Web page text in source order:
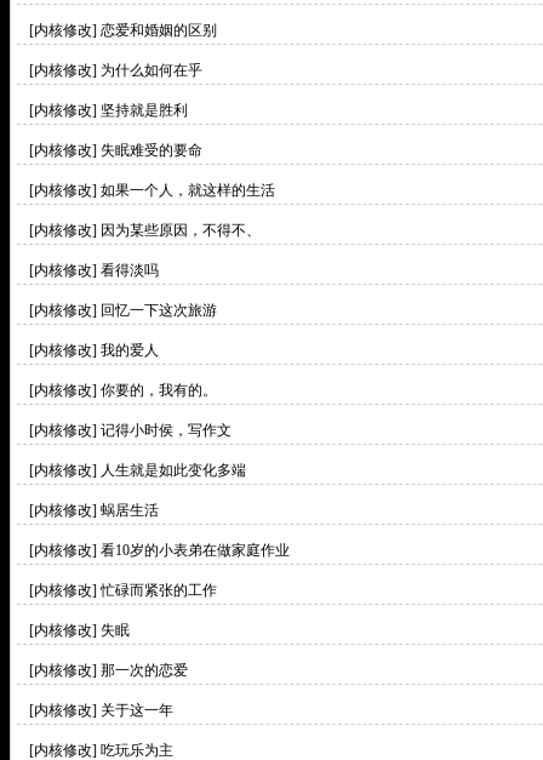
[内核修改] 恋爱和婚姻的区别
[内核修改] 为什么如何在乎
[内核修改] 坚持就是胜利
[内核修改] 失眠难受的要命
[内核修改] 如果一个人，就这样的生活
[内核修改] 因为某些原因，不得不、
[内核修改] 看得淡吗
[内核修改] 回忆一下这次旅游
[内核修改] 我的爱人
[内核修改] 你要的，我有的。
[内核修改] 记得小时侯，写作文
[内核修改] 人生就是如此变化多端
[内核修改] 蜗居生活
[内核修改] 看10岁的小表弟在做家庭作业
[内核修改]忙碌而紧张的工作
[内核修改] 失眠
[内核修改] 那一次的恋爱
[内核修改] 关于这一年
[内核修改] 吃玩乐为主